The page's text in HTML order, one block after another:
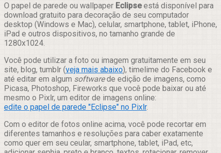
Compartilhar
O papel de parede ou wallpaper Eclipseestá disponível para
download gratuito para decoração de seu computador
desktop (Windows e Mac), celular, smartphone, tablet, iPhone,
iPad e outros dispositivos, no tamanho grande de
1280x1024.
Você pode utilizar a foto ou imagem gratuitamente em seu
site, blog, tumblr (veja mais abaixo), timelime do Facebook e
até editar em algum softwarede edição de imagens, como
Picasa, Photoshop, Fireworks que você pode baixar ou até
mesmo o Pixlr, um editor de imagens online:
edite o papel de parede "Eclipse" no Pixlr.
Com o editor de fotos online acima, você pode recortar em
diferentes tamanhos e resoluções para caber exatamente
como quer em seu ceular, smartphone, tablet, iPad, etc,